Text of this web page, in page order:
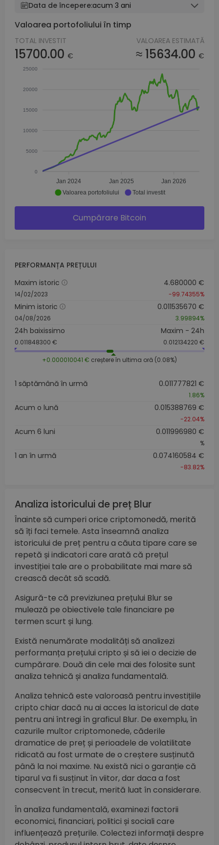
Data de începere:acum 3 ani
Valoarea portofoliului în timp
TOTAL INVESTIT
15700.00 €
VALOAREA ESTIMATĂ
≈ 15634.00 €
25000
20000
15000
10000
5000
0
Jan 2024 Jan 2025 Jan 2026
Valoarea portofoliului Total investit
Cumpărare Bitcoin
PERFORMANȚA PREȚULUI
Maxim istoric
14/02/2023
4.680000 €
-99.74355%
Minim istoric
04/08/2026
0.011535670 €
3.99894%
24h baixissimo
0.011848300 €
Maxim - 24h
0.012134220 €
+0.000010041 € creștere în ultima oră (0.08%)
1 săptămână în urmă 0.011777821 €
1.86%
Acum o lună 0.015388769 €
-22.04%
Acum 6 luni 0.011996980 €
%
1 an în urmă 0.074160584 €
-83.82%
Analiza istoricului de preț Blur
Înainte să cumperi orice criptomonedă, merită
să îți faci temele. Asta înseamnă analiza
istoricului de preț pentru a căuta tipare care se
repetă și indicatori care arată că prețul
investiției tale are o probabilitate mai mare să
crească decât să scadă.
Asigură-te că previziunea prețului Blur se
mulează pe obiectivele tale financiare pe
termen scurt și lung.
Există nenumărate modalități să analizezi
performanța prețului cripto și să iei o decizie de
cumpărare. Două din cele mai des folosite sunt
analiza tehnică și analiza fundamentală.
Analiza tehnică este valoroasă pentru investițiile
cripto chiar dacă nu ai acces la istoricul de date
pentru ani întregi în graficul Blur. De exemplu, în
cazurile multor criptomonede, căderile
dramatice de preț și perioadele de volatilitate
ridicată au fost urmate de o creștere susținută
până la noi maxime. Nu există nici o garanție că
tiparul va fi susținut în viitor, dar daca a fost
consecvent în trecut, merită luat în considerare.
În analiza fundamentală, examinezi factorii
economici, financiari, politici și sociali care
influențează prețurile. Colectezi informații despre